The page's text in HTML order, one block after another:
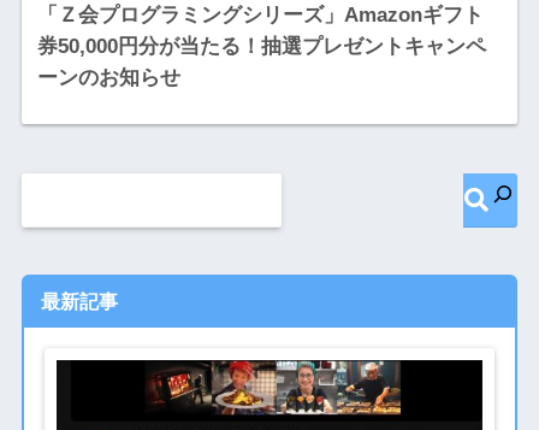
「Ｚ会プログラミングシリーズ」Amazonギフト
券50,000円分が当たる！抽選プレゼントキャンペ
ーンのお知らせ
最新記事